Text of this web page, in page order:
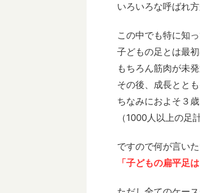
いろいろな呼ばれ
この中でも特に知
子どもの足とは最
もちろん筋肉が未
その後、成長とと
ちなみにおよそ３
（1000人以上の足
ですので何が言いた
「子どもの扁平足